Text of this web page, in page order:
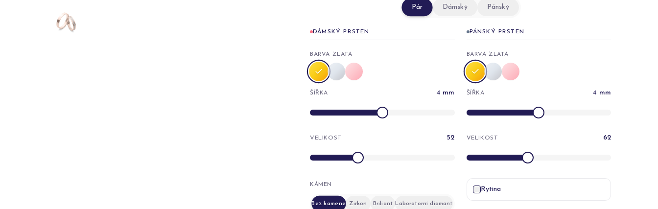
Pár Dámský Pánský
DÁMSKÝ PRSTEN
BARVA ZLATA
ŠÍŘKA 4 mm
VELIKOST 52
KÁMEN
Bez kamene Zirkon Briliant Laboratorní diamant
PÁNSKÝ PRSTEN
BARVA ZLATA
ŠÍŘKA 4 mm
VELIKOST 62
Rytina